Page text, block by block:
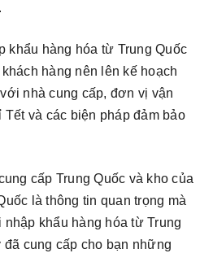
khẩu hàng hóa từ Trung Quốc
hàng nên lên kế hoạch
nhà cung cấp, đơn vị vận
và các biện pháp đảm bảo
cấp Trung Quốc và kho của
là thông tin quan trọng mà
nhập khẩu hàng hóa từ Trung
cung cấp cho bạn những